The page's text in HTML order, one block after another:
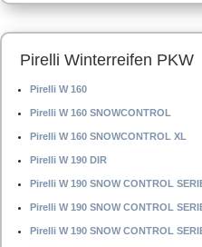
Pirelli Winterreifen PKW
Pirelli W 160
Pirelli W 160 SNOWCONTROL
Pirelli W 160 SNOWCONTROL XL
Pirelli W 190 DIR
Pirelli W 190 SNOW CONTROL
Pirelli W 190 SNOW CONTROL
Pirelli W 190 SNOW CONTROL